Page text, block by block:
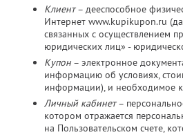
Клиент– дееспособное
Интернет www.kupikupon.ru
связанных с осуществлением
юридических лиц» -
Купон – электронное
информацию об условиях,
информации), и необходимое
Личный кабинет–
котором отражается
на Пользовательском счете,